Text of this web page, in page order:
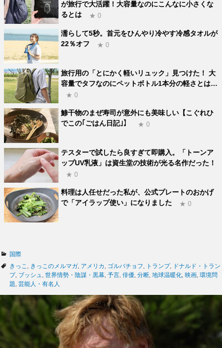
が旅行で大活躍！大容量なのにこんなに小さくな
るとは
★ 0
濡らして5秒。首元をひんやり冷やす冷感タオルが
22％オフ
★ 0
旅行用の「とにかく軽いリュック」見つけた！ 大
容量でタフなのにペットボトル1本分の軽さとは…
★ 0
鯵干物のまぜ寿司が意外にも美味しい【こぐれひ
でこの｢ごはん日記｣】
★ 0
テスターで試したら良すぎて即購入。「トーンア
ップUV乳液」は資生堂の技術が光る名作だった！
★ 0
料理は人任せだった私が、公式プレートのおかげ
で「アイラップ使い」になりました
★ 0
カ
テ
ゴ
リ
国際
タ
グ
きっこ きっこのメルマガ アメリカ ゴルバチョフ トランプ,
ドナルド・トラン
プ, ブッシュ 世界情勢・陰謀・黒幕 予言 俳優 分断 地球温暖化 映画 環境問
題 芸能人・有名人